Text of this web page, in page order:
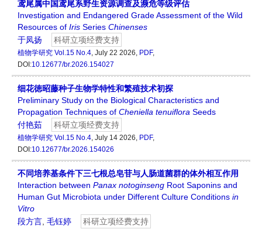
鸢尾属中国鸢尾系野生资源调查及濒危等级评估
Investigation and Endangered Grade Assessment of the Wild
Resources of Iris Series Chinenses
于凤扬
科研立项经费支持
植物学研究 Vol.15 No.4, July 22 2026, PDF,
DOI:10.12677/br.2026.154027
细花徳昭藤种子生物学特性和繁殖技术初探
Preliminary Study on the Biological Characteristics and
Propagation Techniques of Cheniella tenuiflora Seeds
付艳茹
科研立项经费支持
植物学研究 Vol.15 No.4, July 14 2026, PDF,
DOI:10.12677/br.2026.154026
不同培养基条件下三七根总皂苷与人肠道菌群的体外相互作用
Interaction between Panax notoginseng Root Saponins and
Human Gut Microbiota under Different Culture Conditions in
Vitro
段方言 毛钰婷 科研立项经费支持